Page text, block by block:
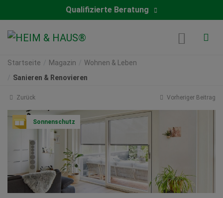
Qualifizierte Beratung
Startseite Magazin
Wohnen & Leben
Sanieren & Renovieren
Zurück Vorheriger Beitrag
Sonnenschutz